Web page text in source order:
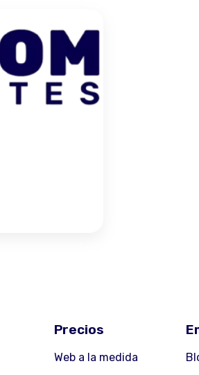
Precios
Web a la medida